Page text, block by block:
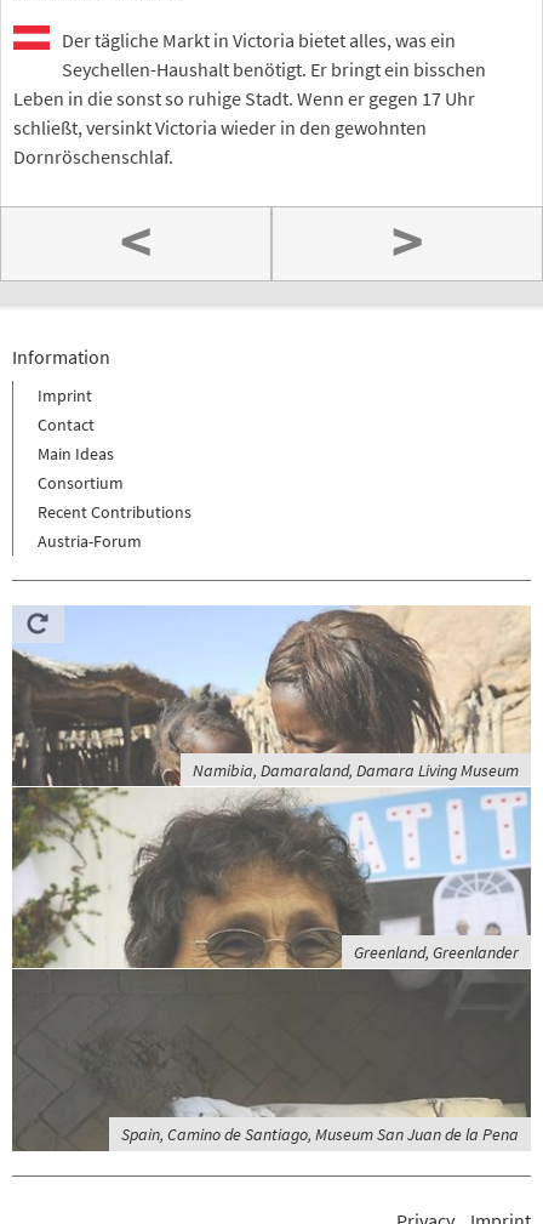
Der tägliche Markt in Victoria bietet alles, was ein
Seychellen-Haushalt benötigt. Er bringt ein bisschen
Leben in die sonst so ruhige Stadt. Wenn er gegen 17 Uhr
schließt, versinkt Victoria wieder in den gewohnten
Dornröschenschlaf.
< >
Information
Imprint
Contact
Main Ideas
Consortium
Recent Contributions
Austria-Forum
Namibia, Damaraland, Damara Living Museum
Greenland, Greenlander
Spain, Camino de Santiago, Museum San Juan de la Pena